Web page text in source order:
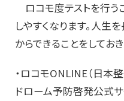
ロコモ度テストを行う
しやすくなります。人生
からできることをしておき
・ロコモONLINE（日本
ドローム予防啓発公式サ